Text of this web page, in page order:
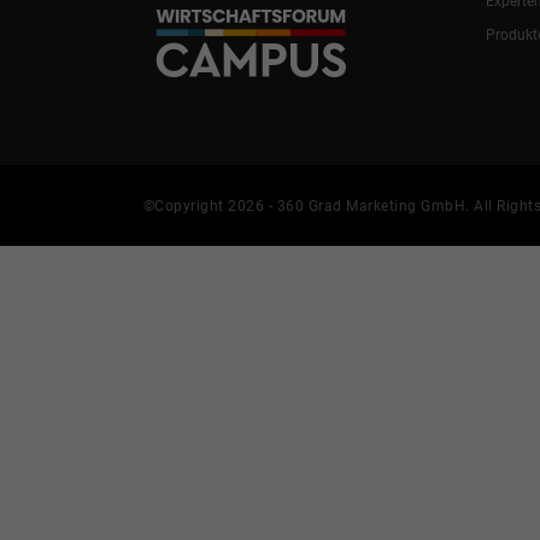
©Copyright 2026 - 360 Grad Marketing GmbH. All Rights